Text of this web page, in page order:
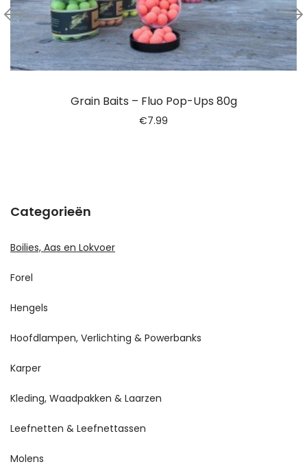
Grain Baits – Fluo Pop-Ups 80g
€7.99
Categorieën
Boilies, Aas en Lokvoer
Forel
Hengels
Hoofdlampen, Verlichting & Powerbanks
Karper
Kleding, Waadpakken & Laarzen
Leefnetten & Leefnettassen
Molens